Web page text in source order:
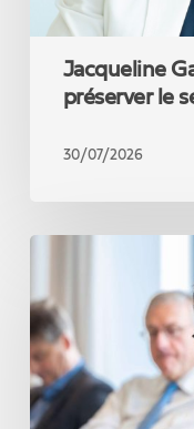
Jacqueline
préserver le
30/07/2026
introduit
un
crédit
familial
de
5